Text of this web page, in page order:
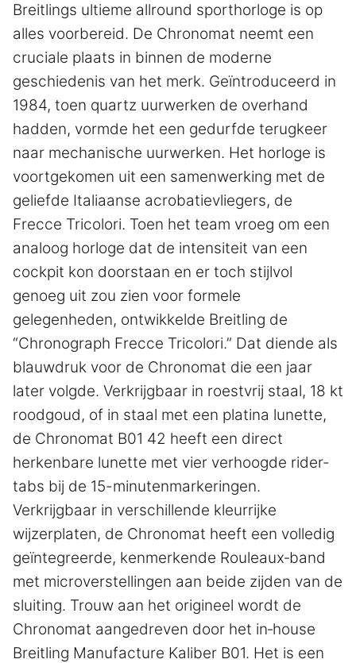
Breitlings ultieme allround sporthorloge is op
alles voorbereid. De Chronomat neemt een
cruciale plaats in binnen de moderne
geschiedenis van het merk. Geïntroduceerd in
1984, toen quartz uurwerken de overhand
hadden, vormde het een gedurfde terugkeer
naar mechanische uurwerken. Het horloge is
voortgekomen uit een samenwerking met de
geliefde Italiaanse acrobatievliegers, de
Frecce Tricolori. Toen het team vroeg om een
analoog horloge dat de intensiteit van een
cockpit kon doorstaan en er toch stijlvol
genoeg uit zou zien voor formele
gelegenheden, ontwikkelde Breitling de
“Chronograph Frecce Tricolori.” Dat diende als
blauwdruk voor de Chronomat die een jaar
later volgde. Verkrijgbaar in roestvrij staal, 18 kt
roodgoud, of in staal met een platina lunette,
de Chronomat B01 42 heeft een direct
herkenbare lunette met vier verhoogde rider-
tabs bij de 15-minutenmarkeringen.
Verkrijgbaar in verschillende kleurrijke
wijzerplaten, de Chronomat heeft een volledig
geïntegreerde, kenmerkende Rouleaux‑band
met microverstellingen aan beide zijden van de
sluiting. Trouw aan het origineel wordt de
Chronomat aangedreven door het in‑house
Breitling Manufacture Kaliber B01. Het is een